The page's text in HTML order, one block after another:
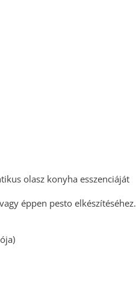
olasz konyha esszenciáját
éppen pesto elkészítéséhez.